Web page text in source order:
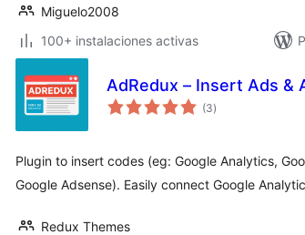
Miguelo2008
100+ instalaciones activas
AdRedux – Insert Ads &
(3valoraciones
en
)
Plugin to insert codes (eg: Google Analytics,
Google Adsense). Easily connect Google
Redux Themes